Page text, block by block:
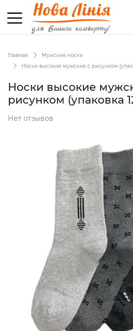
Главная
Мужские носки
Носки высокие мужские с рисунком
Носки высокие
рисунком (упаковка
Нет отзывов